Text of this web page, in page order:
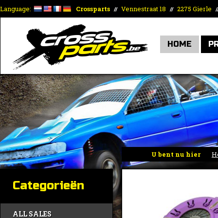
Language: Crossparts // Vennestraat 18 // 2275 Gierle
HOME
U bent nu hier
Categorieën
ALL SALES